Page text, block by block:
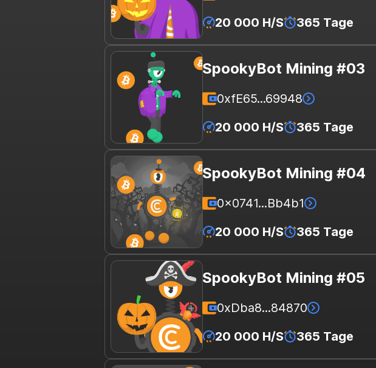
20 000 H/S
365 Tage
SpookyBot Mining #03
0xfE65...69948
20 000 H/S
365 Tage
SpookyBot Mining #04
0x0741...Bb4b1
20 000 H/S
365 Tage
SpookyBot Mining #05
0xDba8...84870
20 000 H/S
365 Tage